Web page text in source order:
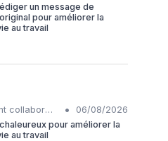
un message de
pour améliorer la
au travail
Engagement collaborateurs •
06/08/2026
pour améliorer la
au travail